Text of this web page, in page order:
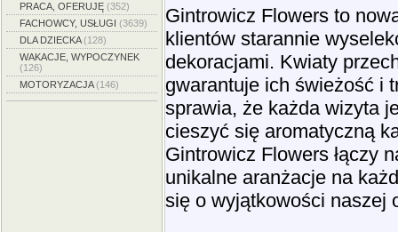
PRACA, OFERUJĘ (352)
FACHOWCY, USŁUGI (3639)
DLA DZIECKA(128)
WAKACJE, WYPOCZYNEK
(126)
MOTORYZACJA(146)
Gintrowicz Flowers to
klientów starannie
dekoracjami. Kwiaty
gwarantuje ich świeżość i
sprawia, że każda wizyta
cieszyć się aromatyczną
Gintrowicz Flowers łączy
unikalne aranżacje na
się o wyjątkowości naszej